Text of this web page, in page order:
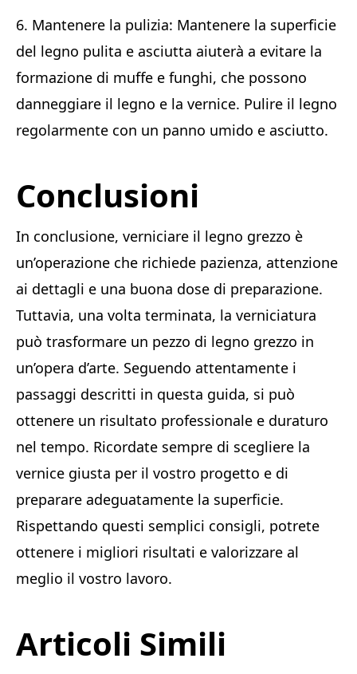
6. Mantenere la pulizia: Mantenere la superficie
del legno pulita e asciutta aiuterà a evitare la
formazione di muffe e funghi, che possono
danneggiare il legno e la vernice. Pulire il legno
regolarmente con un panno umido e asciutto.
Conclusioni
In conclusione, verniciare il legno grezzo è
un’operazione che richiede pazienza, attenzione
ai dettagli e una buona dose di preparazione.
Tuttavia, una volta terminata, la verniciatura
può trasformare un pezzo di legno grezzo in
un’opera d’arte. Seguendo attentamente i
passaggi descritti in questa guida, si può
ottenere un risultato professionale e duraturo
nel tempo. Ricordate sempre di scegliere la
vernice giusta per il vostro progetto e di
preparare adeguatamente la superficie.
Rispettando questi semplici consigli, potrete
ottenere i migliori risultati e valorizzare al
meglio il vostro lavoro.
Articoli Simili